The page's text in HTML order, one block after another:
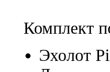
Комплект
Эхолот